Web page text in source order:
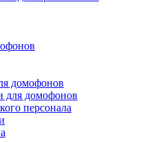
домофонов
для домофонов
персонала